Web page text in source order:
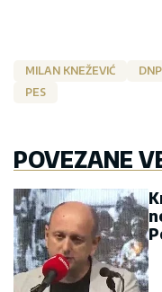
MILAN KNEŽEVIĆ DNP
PES
POVEZANE